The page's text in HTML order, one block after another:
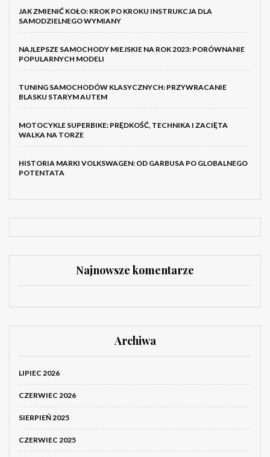
JAK ZMIENIĆ KOŁO: KROK PO KROKU INSTRUKCJA DLA
SAMODZIELNEGO WYMIANY
NAJLEPSZE SAMOCHODY MIEJSKIE NA ROK 2023: PORÓWNANIE
POPULARNYCH MODELI
TUNING SAMOCHODÓW KLASYCZNYCH: PRZYWRACANIE
BLASKU STARYM AUTEM
MOTOCYKLE SUPERBIKE: PRĘDKOŚĆ, TECHNIKA I ZACIĘTA
WALKA NA TORZE
HISTORIA MARKI VOLKSWAGEN: OD GARBUSA PO GLOBALNEGO
POTENTATA
Najnowsze komentarze
Archiwa
LIPIEC 2026
CZERWIEC 2026
SIERPIEŃ 2025
CZERWIEC 2025